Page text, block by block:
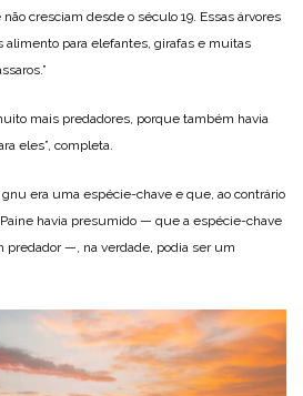
cresciam desde o século 19. Essas árvores
alimento para elefantes, girafas e muitas
mais predadores, porque também havia
eles”, completa.
gnu era uma espécie-chave e que, ao contrário
havia presumido — que a espécie-chave
predador —, na verdade, podia ser um